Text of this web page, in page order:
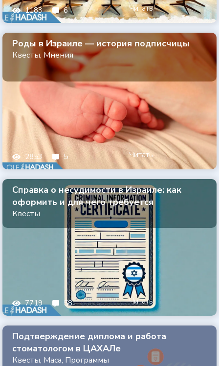
1183 6 Читать
Роды в Израиле — история подписчицы
Квесты, Мнения
2853 5 Читать
Справка о несудимости в Израиле: как
оформить и для чего требуется
Квесты
7719 58 Читать
Подтверждение диплома и работа
стоматологом в ЦАХАЛе
Квесты, Маса, Программы